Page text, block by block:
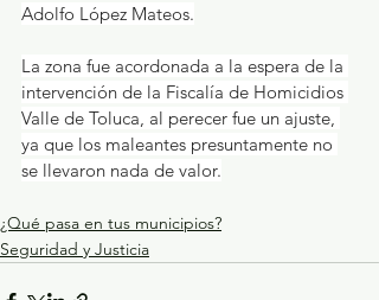
Adolfo López Mateos.
La zona fue acordonada a la espera de la
intervención de la Fiscalía de Homicidios
Valle de Toluca, al perecer fue un ajuste,
ya que los maleantes presuntamente no
se llevaron nada de valor.
¿Qué pasa en tus municipios?
Seguridad y Justicia